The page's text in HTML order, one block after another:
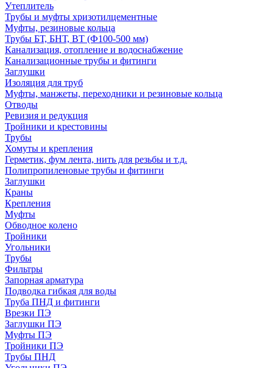
Утеплитель
Трубы и муфты хризотилцементные
Муфты, резиновые кольца
Трубы БТ, БНТ, ВТ (Ф100-500 мм)
Канализация, отопление и водоснабжение
Канализационные трубы и фитинги
Заглушки
Изоляция для труб
Муфты, манжеты, переходники и резиновые кольца
Отводы
Ревизия и редукция
Тройники и крестовины
Трубы
Хомуты и крепления
Герметик, фум лента, нить для резьбы и т.д.
Полипропиленовые трубы и фитинги
Заглушки
Краны
Крепления
Муфты
Обводное колено
Тройники
Угольники
Трубы
Фильтры
Запорная арматура
Подводка гибкая для воды
Труба ПНД и фитинги
Врезки ПЭ
Заглушки ПЭ
Муфты ПЭ
Тройники ПЭ
Трубы ПНД